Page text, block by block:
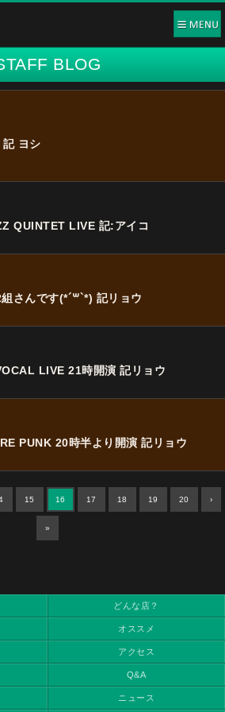
BLOG
ヨシ
QUINTET LIVE 記:アイコ
さんです(*´꒳`*) 記リョウ
LIVE 21時開演 記リョウ
PUNK 20時半より開演 記リョウ
15 16 17 18 19 20 ›
»
どんな店？
オススメ
アクセス
Q&A
ニュース